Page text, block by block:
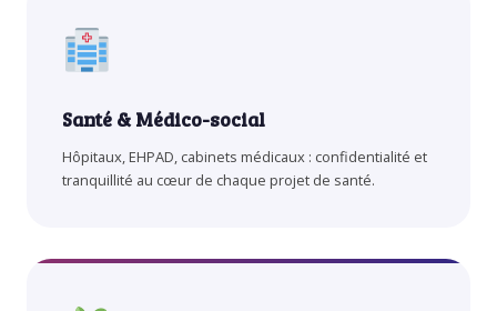
Santé & Médico-social
Hôpitaux, EHPAD, cabinets médicaux : confidentialité et
tranquillité au cœur de chaque projet de santé.